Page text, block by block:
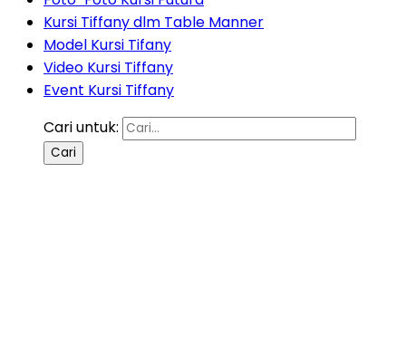
Kursi Tiffany dlm Table Manner
Model Kursi Tifany
Video Kursi Tiffany
Event Kursi Tiffany
Cari untuk: